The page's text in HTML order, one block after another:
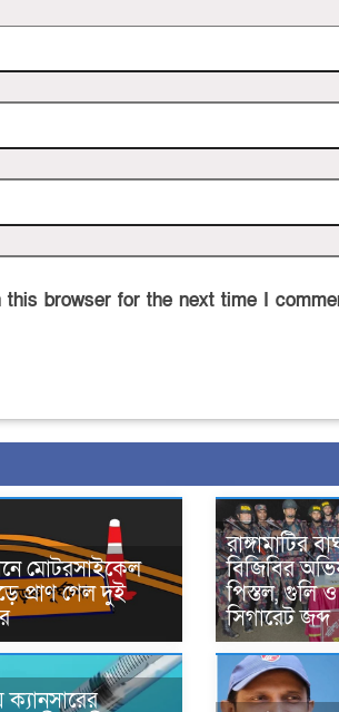
browser for the next time I
মোটরসাইকেল
প্রাণ গেল দুই
রাঙ্গামাটির
বিজিবির
পিস্তল, গুলি
সিগারেট জব্দ
ক্যানসারের